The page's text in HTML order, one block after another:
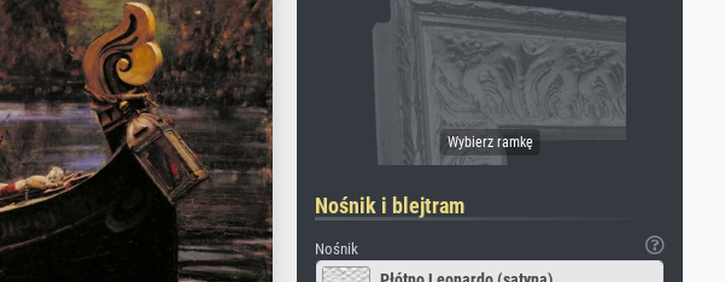
Nośnik i blejtram
Nośnik